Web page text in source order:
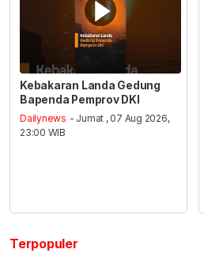
Kebakaran Landa Gedung
Bapenda Pemprov DKI
Dailynews - Jumat , 07 Aug 2026,
23:00 WIB
Terpopuler